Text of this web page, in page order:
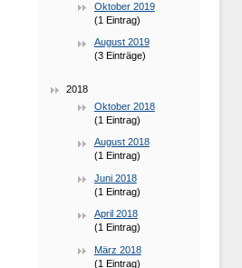
Oktober 2019
(1 Eintrag)
August 2019
(3 Einträge)
2018
Oktober 2018
(1 Eintrag)
August 2018
(1 Eintrag)
Juni 2018
(1 Eintrag)
April 2018
(1 Eintrag)
März 2018
(1 Eintrag)